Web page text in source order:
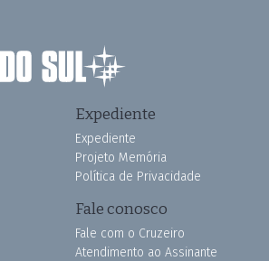
Expediente
Expediente
Projeto Memória
Política de Privacidade
Fale conosco
Fale com o Cruzeiro
Atendimento ao Assinante